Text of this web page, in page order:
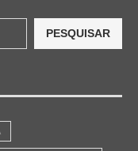
PESQUISAR